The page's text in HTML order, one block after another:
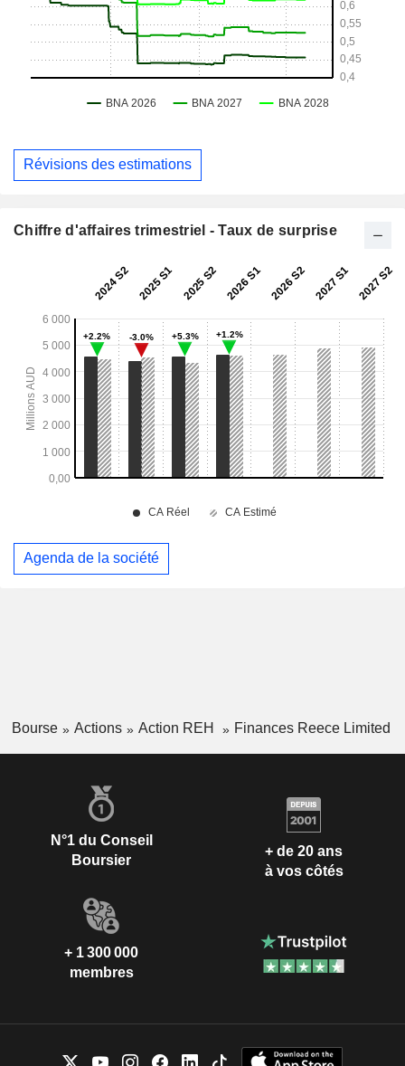
Révisions des estimations
Chiffre d'affaires trimestriel - Taux de surprise
Agenda de la société
Bourse Actions Action REH Finances Reece Limited
N°1 du Conseil
Boursier
+ de 20 ans
à vos côtés
+ 1 300 000
membres